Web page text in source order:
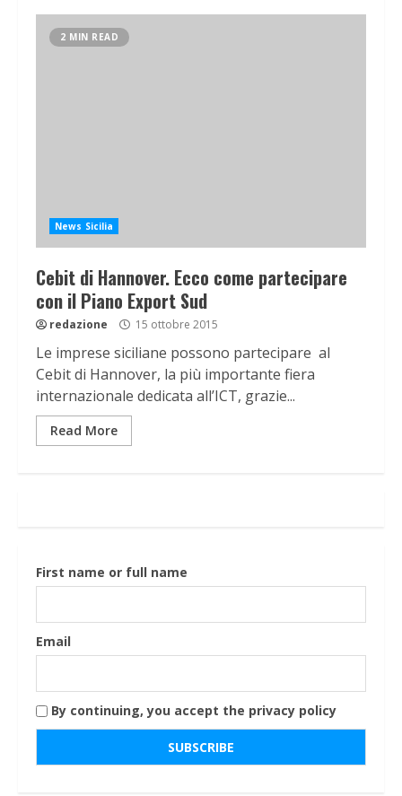
2 MIN READ
News Sicilia
Cebit di Hannover. Ecco come partecipare
con il Piano Export Sud
redazione 15 ottobre 2015
Le imprese siciliane possono partecipare al
Cebit di Hannover, la più importante fiera
internazionale dedicata all’ICT, grazie...
Read More
First name or full name
Email
By continuing, you accept the privacy policy